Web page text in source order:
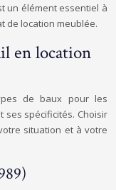
un élément essentiel à
de location meublée.
en location
de baux pour les
ses spécificités. Choisir
situation et à votre